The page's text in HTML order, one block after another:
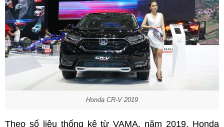
Honda CR-V 2019
Theo số liệu thống kê từ VAMA, năm 2019, Honda